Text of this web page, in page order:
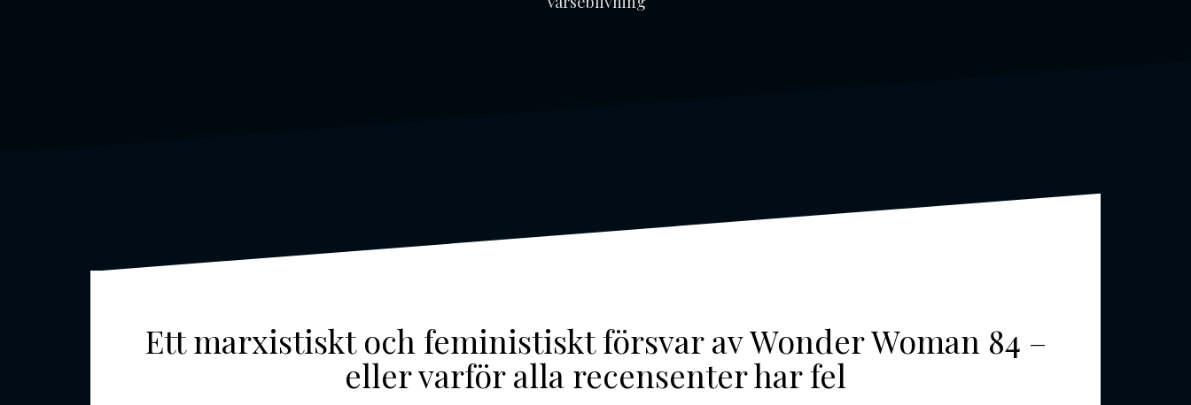
Ett marxistiskt och feministiskt försvar av Wonder Woman 84 –
eller varför alla recensenter har fel